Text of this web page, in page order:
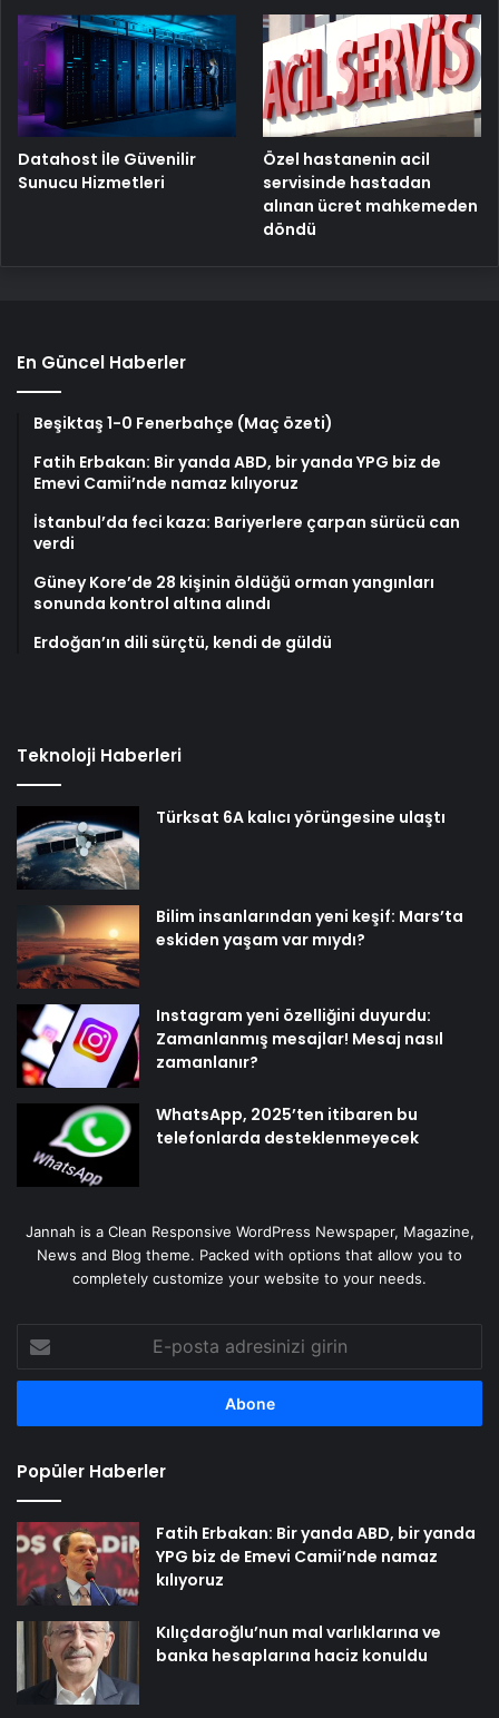
Datahost İle Güvenilir
Sunucu Hizmetleri
Özel hastanenin acil
servisinde hastadan
alınan ücret mahkemeden
döndü
En Güncel Haberler
Beşiktaş 1-0 Fenerbahçe (Maç özeti)
Fatih Erbakan: Bir yanda ABD, bir yanda YPG biz de
Emevi Camii’nde namaz kılıyoruz
İstanbul’da feci kaza: Bariyerlere çarpan sürücü can
verdi
Güney Kore’de 28 kişinin öldüğü orman yangınları
sonunda kontrol altına alındı
Erdoğan’ın dili sürçtü, kendi de güldü
Teknoloji Haberleri
Türksat 6A kalıcı yörüngesine ulaştı
Bilim insanlarından yeni keşif: Mars’ta
eskiden yaşam var mıydı?
Instagram yeni özelliğini duyurdu:
Zamanlanmış mesajlar! Mesaj nasıl
zamanlanır?
WhatsApp, 2025’ten itibaren bu
telefonlarda desteklenmeyecek
Jannah is a Clean Responsive WordPress Newspaper, Magazine,
News and Blog theme. Packed with options that allow you to
completely customize your website to your needs.
posta
adresinizi
Popüler Haberler
Fatih Erbakan: Bir yanda ABD, bir yanda
YPG biz de Emevi Camii’nde namaz
kılıyoruz
Kılıçdaroğlu’nun mal varlıklarına ve
banka hesaplarına haciz konuldu